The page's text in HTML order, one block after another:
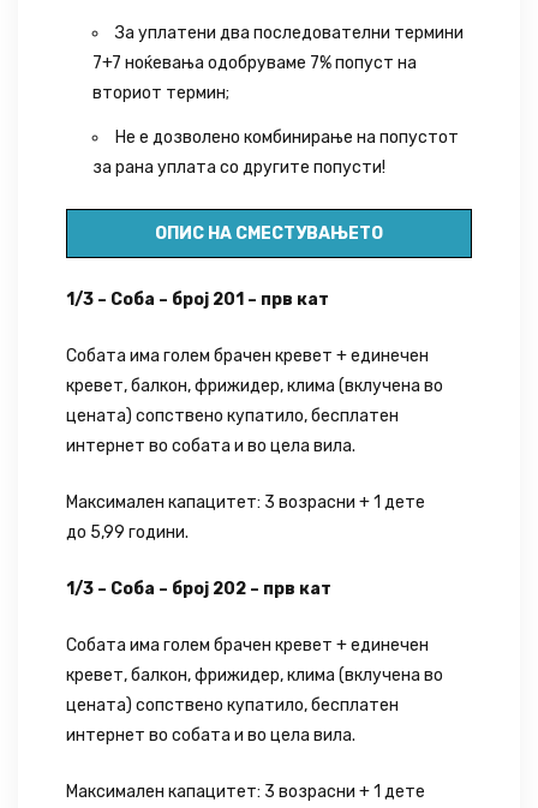
За уплатени два последователни термини
7+7 ноќевања одобруваме 7% попуст на
вториот термин;
Не е дозволено комбинирање на попустот
за рана уплата со другите попусти!
ОПИС НА СМЕСТУВАЊЕТО
1/3 – Соба – број 201 – прв кат
Собата има голем брачен кревет + единечен
кревет, балкон, фрижидер, клима (вклучена во
цената) сопствено купатило, бесплатен
интернет во собата и во цела вила.
Максимален капацитет: 3 возрасни + 1 дете
до 5,99 години.
1/3 – Соба – број 202 – прв кат
Собата има голем брачен кревет + единечен
кревет, балкон, фрижидер, клима (вклучена во
цената) сопствено купатило, бесплатен
интернет во собата и во цела вила.
Максимален капацитет: 3 возрасни + 1 дете